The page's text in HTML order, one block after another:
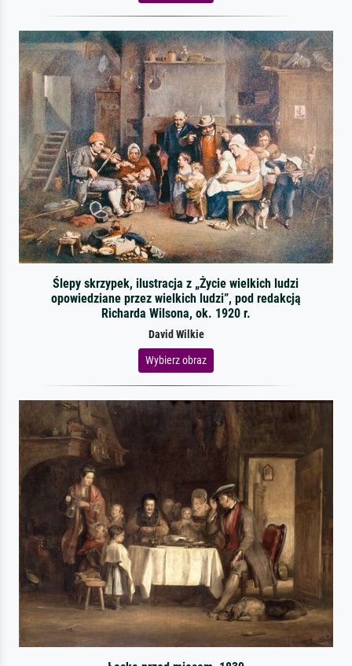
Ślepy skrzypek, ilustracja z „Życie wielkich ludzi
opowiedziane przez wielkich ludzi”, pod redakcją
Richarda Wilsona, ok. 1920 r.
David Wilkie
Wybierz obraz